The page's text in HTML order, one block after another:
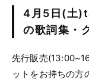
4月5日(土
の歌詞集・
先行販売
ットをお持ちの方